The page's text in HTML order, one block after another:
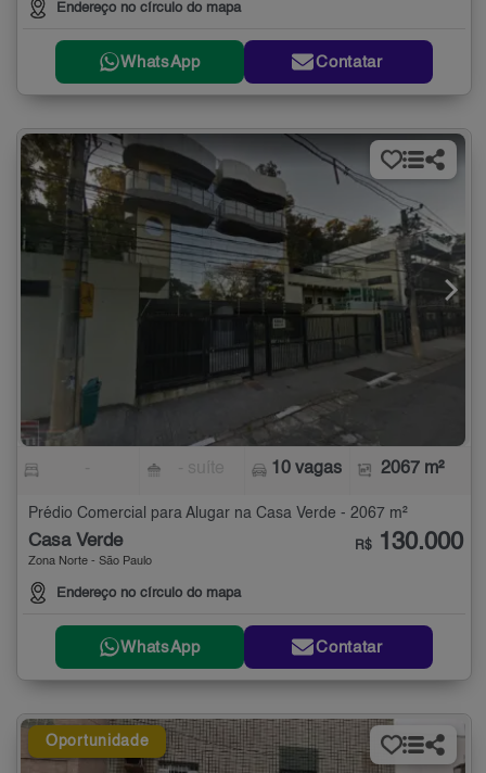
Endereço no círculo do mapa
WhatsApp Contatar
10 vagas 2067 m²
Prédio Comercial para Alugar na Casa Verde - 2067 m²
Casa Verde
Zona Norte - São Paulo
Endereço no círculo do mapa
R$ 130.000
WhatsApp Contatar
Oportunidade